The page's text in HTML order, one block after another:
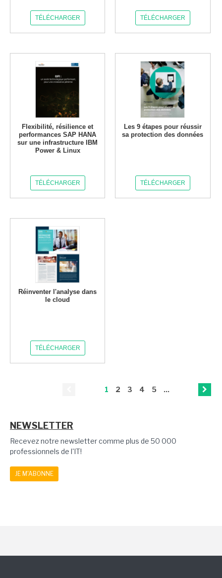
TÉLÉCHARGER TÉLÉCHARGER
Flexibilité, résilience et
performances SAP HANA
sur une infrastructure IBM
Power & Linux
TÉLÉCHARGER
Les 9 étapes pour réussir
sa protection des données
TÉLÉCHARGER
Réinventer l'analyse dans
le cloud
TÉLÉCHARGER
1 2 3 4 5 ...
NEWSLETTER
Recevez notre newsletter comme plus de 50 000
professionnels de l'IT!
JE M'ABONNE